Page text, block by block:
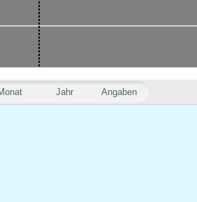
Jahr Angaben